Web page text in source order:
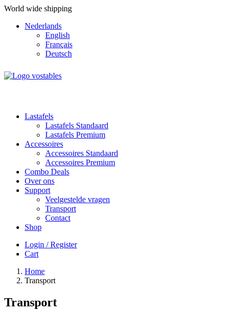
World wide shipping
Nederlands
English
Français
Deutsch
Lastafels
Lastafels Standaard
Lastafels Premium
Accessoires
Accessoires Standaard
Accessoires Premium
Combo Deals
Over ons
Support
Veelgestelde vragen
Transport
Contact
Shop
Login / Register
Cart
Home
Transport
Transport